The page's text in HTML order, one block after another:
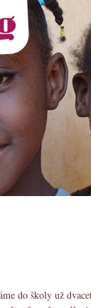
do školy už